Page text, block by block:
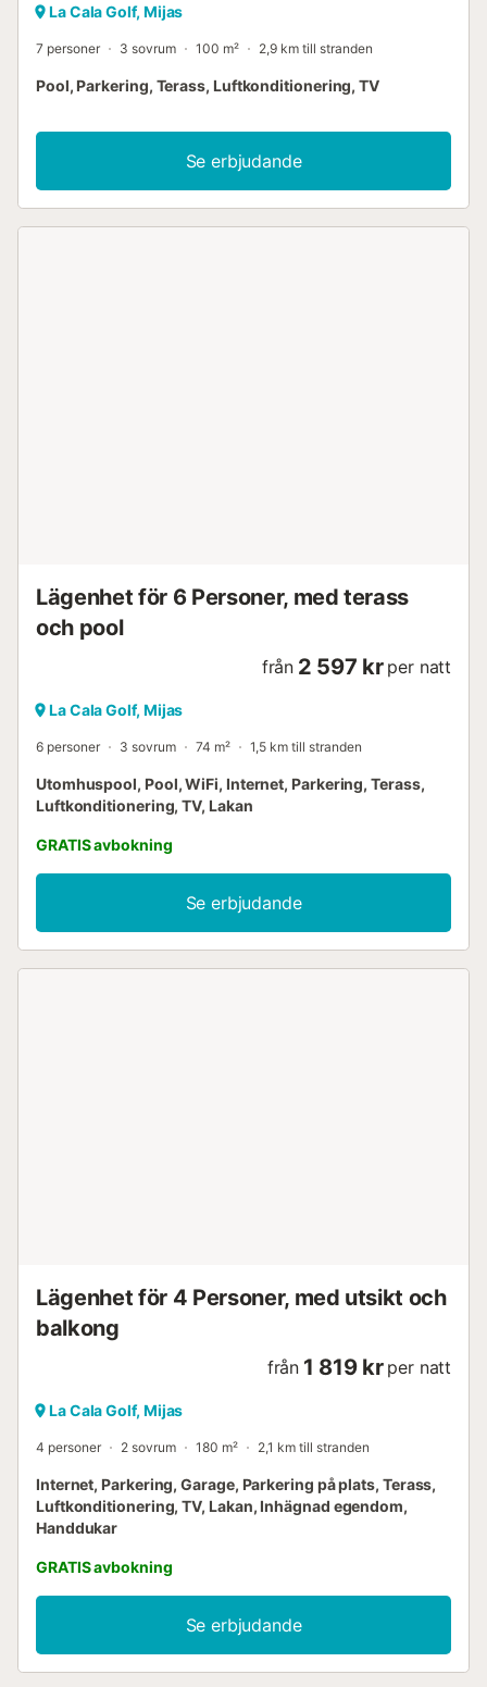
La Cala Golf, Mijas
7 personer 3 sovrum 100 m² 2,9 km till stranden
Pool, Parkering, Terass, Luftkonditionering, TV
Se erbjudande
Lägenhet för 6 Personer, med terass
och pool
från 2 597 kr per natt
La Cala Golf, Mijas
6 personer 3 sovrum 74 m² 1,5 km till stranden
Utomhuspool, Pool, WiFi, Internet, Parkering, Terass,
Luftkonditionering, TV, Lakan
GRATIS avbokning
Se erbjudande
Lägenhet för 4 Personer, med utsikt och
balkong
från 1 819 kr per natt
La Cala Golf, Mijas
4 personer 2 sovrum 180 m² 2,1 km till stranden
Internet, Parkering, Garage, Parkering på plats, Terass,
Luftkonditionering, TV, Lakan, Inhägnad egendom,
Handdukar
GRATIS avbokning
Se erbjudande